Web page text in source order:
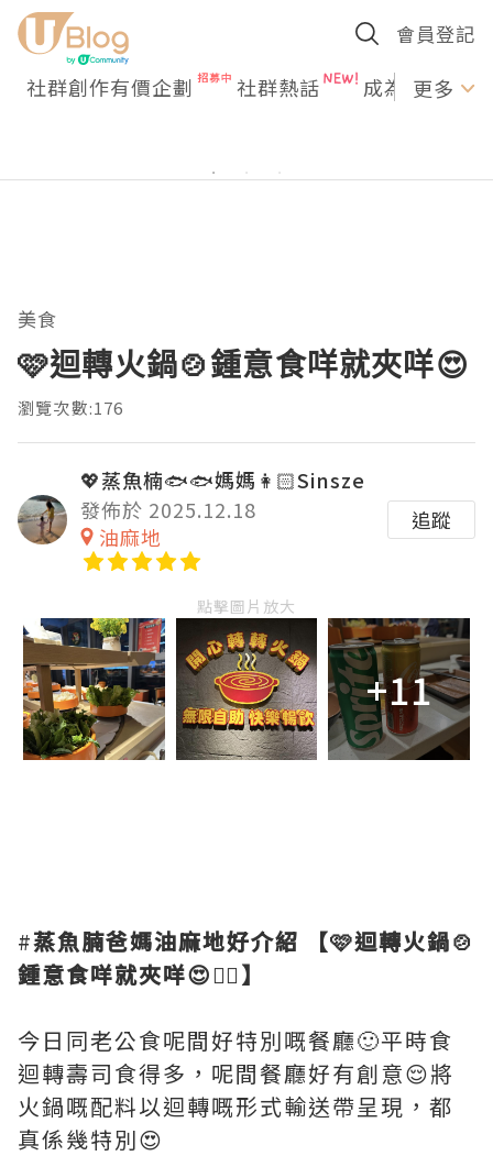
會員登記
社群創作有價企劃 社群熱話 成為U更多
美食
🩷迴轉火鍋🍲鍾意食咩就夾咩😍
瀏覽次數:176
💖蒸魚楠🐟🐟媽媽👩🏻Sinsze
發佈於 2025.12.18
油麻地
追蹤
點擊圖片放大
+11
#蒸魚腩爸媽油麻地好介紹
【🩷迴轉火鍋🍲
鍾意食咩就夾咩😍👍🏻】
今日同老公食呢間好特別嘅餐廳🙂平時食
迴轉壽司食得多，呢間餐廳好有創意😌將
火鍋嘅配料以迴轉嘅形式輸送帶呈現，都
真係幾特別😍